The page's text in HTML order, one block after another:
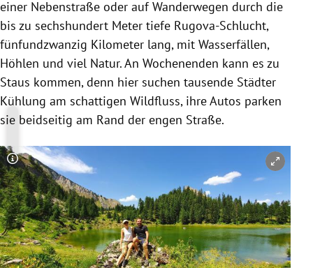
einer Nebenstraße oder auf Wanderwegen durch die
bis zu sechshundert Meter tiefe Rugova-Schlucht,
fünfundzwanzig Kilometer lang, mit Wasserfällen,
Höhlen und viel Natur. An Wochenenden kann es zu
Staus kommen, denn hier suchen tausende Städter
Kühlung am schattigen Wildfluss, ihre Autos parken
sie beidseitig am Rand der engen Straße.
Copyright-Hinweis öffnen/schließen